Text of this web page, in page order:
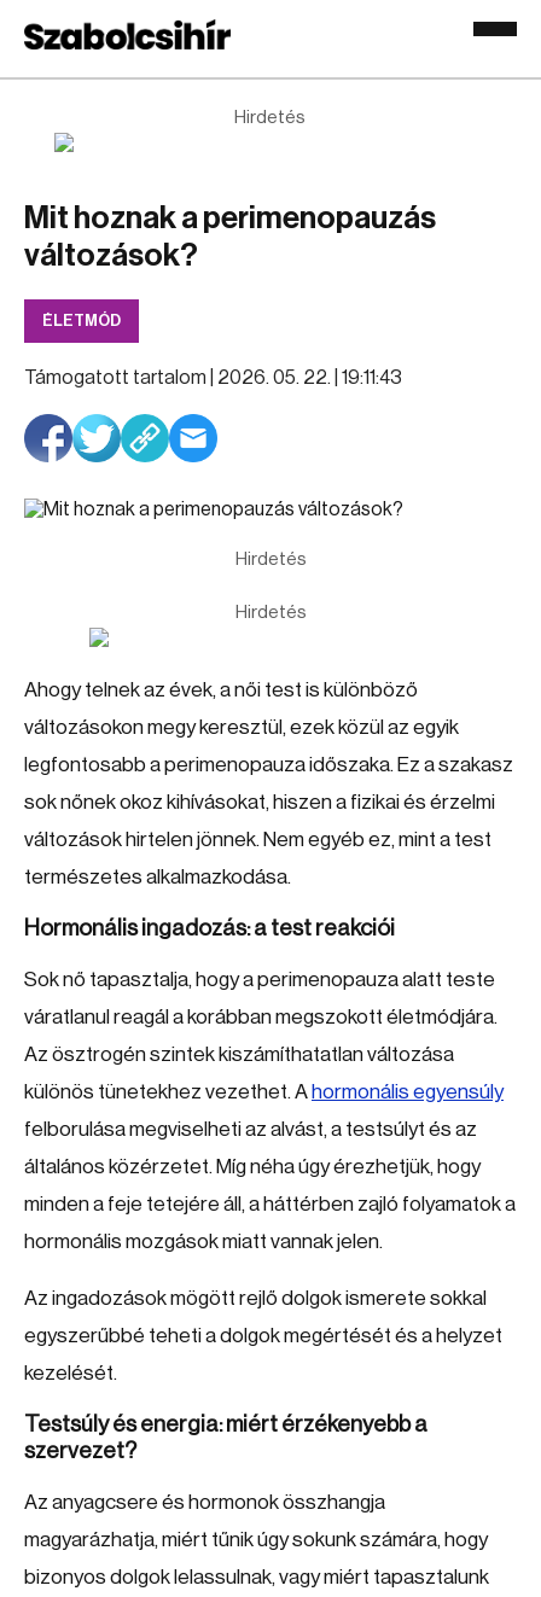
Hirdetés
Mit hoznak a perimenopauzás
változások?
ÉLETMÓD
Támogatott tartalom | 2026. 05. 22. | 19:11:43
Hirdetés
Hirdetés
Ahogy telnek az évek, a női test is különböző
változásokon megy keresztül, ezek közül az egyik
legfontosabb a perimenopauza időszaka. Ez a szakasz
sok nőnek okoz kihívásokat, hiszen a fizikai és érzelmi
változások hirtelen jönnek. Nem egyéb ez, mint a test
természetes alkalmazkodása.
Hormonális ingadozás: a test reakciói
Sok nő tapasztalja, hogy a perimenopauza alatt teste
váratlanul reagál a korábban megszokott életmódjára.
Az ösztrogén szintek kiszámíthatatlan változása
különös tünetekhez vezethet. A hormonális egyensúly
felborulása megviselheti az alvást, a testsúlyt és az
általános közérzetet. Míg néha úgy érezhetjük, hogy
minden a feje tetejére áll, a háttérben zajló folyamatok a
hormonális mozgások miatt vannak jelen.
Az ingadozások mögött rejlő dolgok ismerete sokkal
egyszerűbbé teheti a dolgok megértését és a helyzet
kezelését.
Testsúly és energia: miért érzékenyebb a
szervezet?
Az anyagcsere és hormonok összhangja
magyarázhatja, miért tűnik úgy sokunk számára, hogy
bizonyos dolgok lelassulnak, vagy miért tapasztalunk